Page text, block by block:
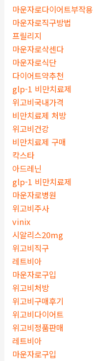
마운자로다이어트부작용
마운자로직구방법
프릴리지
마운자로삭센다
마운자로식단
다이어트약추천
glp-1 비만치료제
위고비국내가격
비만치료제 처방
위고비건강
비만치료제 구매
칵스타
아드레닌
glp-1 비만치료제
마운자로병원
위고비주사
vinix
시알리스20mg
위고비직구
레트비아
마운자로구입
위고비처방
위고비구매후기
위고비다이어트
위고비정품판매
레트비아
마운자로구입